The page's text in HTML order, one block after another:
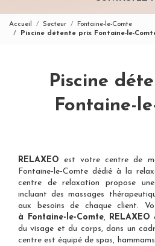
Accueil Secteur
Fontaine-le-Comte
Piscine détente prix Fontaine-le-
Piscine
Fontaine-
RELAXEO est votrecentre de
Fontaine-le-Comte dédié à la
centre de relaxation propose
incluant des massages
aux besoins de chaque client.
à Fontaine-le-Comte, RELAXEO
du visage et du corps, dans un
centre est équipé de spas,